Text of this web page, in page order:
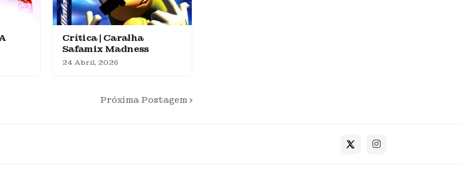
Crítica | Caralha
Safamix Madness
24 Abril, 2026
Próxima Postagem